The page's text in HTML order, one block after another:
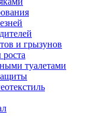
и грызунов
туалетами